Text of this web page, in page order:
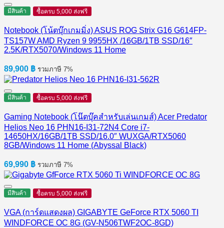
มีสินค้า ซื้อครบ 5,000 ส่งฟรี
Notebook (โน้ตบุ๊กเกมมิ่ง) ASUS ROG Strix G16 G614FP-
TS157W AMD Ryzen 9 9955HX /16GB/1TB SSD/16″
2.5K/RTX5070/Windows 11 Home
89,900 ฿ รวมภาษี 7%
มีสินค้า ซื้อครบ 5,000 ส่งฟรี
Gaming Notebook (โน๊ตบุ๊คสำหรับเล่นเกมส์) Acer Predator
Helios Neo 16 PHN16-I31-72N4 Core i7-
14650HX/16GB/1TB SSD/16.0″ WUXGA/RTX5060
8GB/Windows 11 Home (Abyssal Black)
69,990 ฿ รวมภาษี 7%
มีสินค้า ซื้อครบ 5,000 ส่งฟรี
VGA (การ์ดแสดงผล) GIGABYTE GeForce RTX 5060 TI
WINDFORCE OC 8G (GV-N506TWF2OC-8GD)